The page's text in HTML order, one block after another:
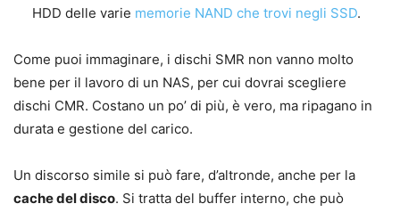
HDD delle varie memorie NAND che trovi negli SSD.
Come puoi immaginare, i dischi SMR non vanno molto
bene per il lavoro di un NAS, per cui dovrai scegliere
dischi CMR. Costano un po’ di più, è vero, ma ripagano in
durata e gestione del carico.
Un discorso simile si può fare, d’altronde, anche per la
cache del disco. Si tratta del buffer interno, che può